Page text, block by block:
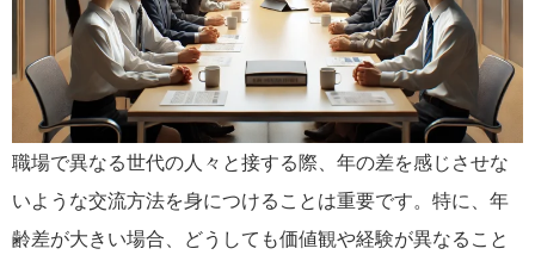
職場で異なる世代の人々と接する際、年の差を感じさせな
いような交流方法を身につけることは重要です。特に、年
齢差が大きい場合、どうしても価値観や経験が異なること